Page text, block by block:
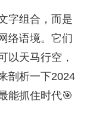
字组合，而是
络语境。它们
以天马行空，
剖析一下2024
能抓住时代🎯